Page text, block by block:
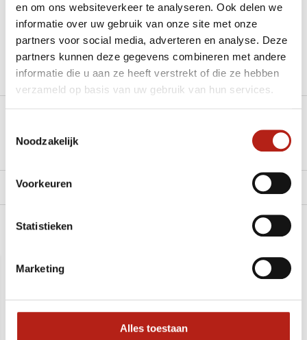
en om ons websiteverkeer te analyseren. Ook delen we
informatie over uw gebruik van onze site met onze
partners voor social media, adverteren en analyse. Deze
partners kunnen deze gegevens combineren met andere
informatie die u aan ze heeft verstrekt of die ze hebben
verzameld op basis van uw gebruik van hun services.
Noodzakelijk
Voorkeuren
Statistieken
Marketing
Alles toestaan
Heb je een vraag over dit product?
Stel je vraag in de Chat voor een snel antwoord 24/7
Stel je vraag
Groot aantal nodig?
Levering en retour